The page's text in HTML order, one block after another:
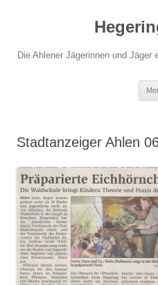
Die Ahlener Jägerinnen und Jäger
Stadtanzeiger Ahlen